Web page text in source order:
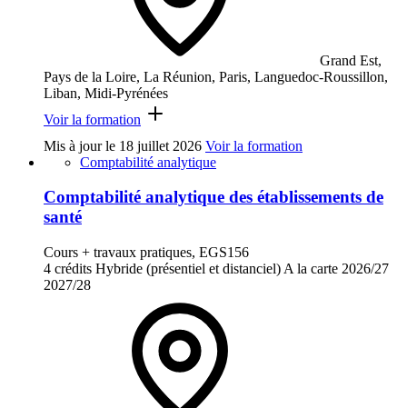
Grand Est,
Pays de la Loire, La Réunion, Paris, Languedoc-Roussillon,
Liban, Midi-Pyrénées
Voir la formation
Mis à jour le 18 juillet 2026 Voir la formation
Comptabilité analytique
Comptabilité analytique des établissements de
santé
Cours + travaux pratiques, EGS156
4 crédits Hybride (présentiel et distanciel) A la carte 2026/27
2027/28